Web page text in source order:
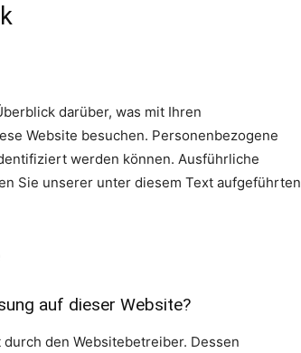
darüber, was mit Ihren
Website besuchen. Personenbezogene
werden können. Ausführliche
Sie unserer unter diesem Text aufgeführten
auf dieser Website?
den Websitebetreiber. Dessen